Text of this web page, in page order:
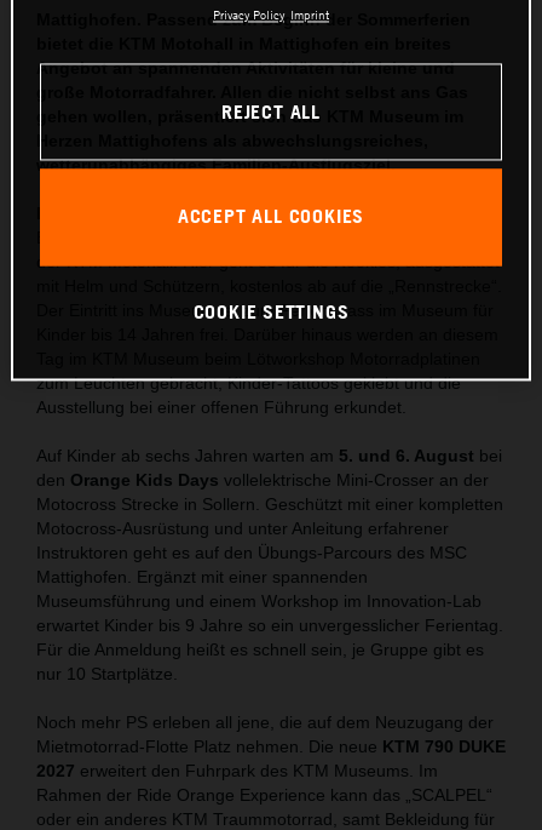
Mattighofen. Passend zum Beginn der Sommerferien
Angebot an spannenden Aktivitäten für kleine und
gehen wollen, präsentiert sich das KTM Museum im
wetterunabhängiges Familien-Ausflugsziel.
Ferienspaß im Museum.Am 18. Juli erwartet ein Kids E-
der KTM Motohall. Hier geht es für die Rookies, ausgestattet
Der Eintritt ins Museum ist zum Ferienspass im Museum für
zum Leuchten gebracht, Kinder-Tattoos geklebt und die
Ausstellung bei einer offenen Führung erkundet.
Auf Kinder ab sechs Jahren warten am 5. und 6. August bei
den Orange Kids Days vollelektrische Mini-Crosser an der
Motocross Strecke in Sollern. Geschützt mit einer kompletten
Motocross-Ausrüstung und unter Anleitung erfahrener
Instruktoren geht es auf den Übungs-Parcours des MSC
Mattighofen. Ergänzt mit einer spannenden
Museumsführung und einem Workshop im Innovation-Lab
erwartet Kinder bis 9 Jahre so ein unvergesslicher Ferientag.
Für die Anmeldung heißt es schnell sein, je Gruppe gibt es
nur 10 Startplätze.
Noch mehr PS erleben all jene, die auf dem Neuzugang der
Mietmotorrad-Flotte Platz nehmen. Die neue KTM 790 DUKE
2027 erweitert den Fuhrpark des KTM Museums. Im
Rahmen der Ride Orange Experience kann das „SCALPEL“
oder ein anderes KTM Traummotorrad, samt Bekleidung für
Privacy Policy Imprint
REJECT ALL
ACCEPT ALL COOKIES
COOKIE SETTINGS